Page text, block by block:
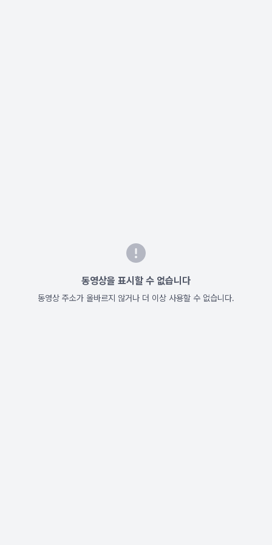
동영상을 표시할 수 없습니다
동영상 주소가 올바르지 않거나 더 이상 사용할 수 없습니다.